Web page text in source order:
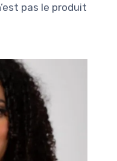
pas le produit